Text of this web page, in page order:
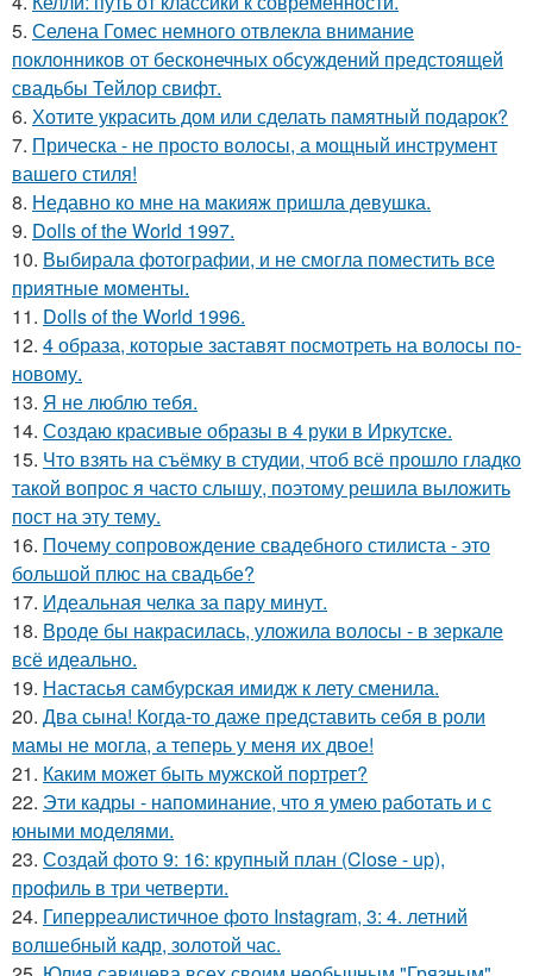
5. Селена Гомес немного отвлекла внимание
поклонников от бесконечных обсуждений предстоящей
свадьбы Тейлор свифт.
6. Хотите украсить дом или сделать памятный подарок?
7. Прическа - не просто волосы, а мощный инструмент
вашего стиля!
8. Недавно ко мне на макияж пришла девушка.
9. Dolls of the World 1997.
10. Выбирала фотографии, и не смогла поместить все
приятные моменты.
11. Dolls of the World 1996.
12. 4 образа, которые заставят посмотреть на волосы по-
новому.
13. Я не люблю тебя.
14. Создаю красивые образы в 4 руки в Иркутске.
15. Что взять на съёмку в студии, чтоб всё прошло гладко
такой вопрос я часто слышу, поэтому решила выложить
пост на эту тему.
16. Почему сопровождение свадебного стилиста - это
большой плюс на свадьбе?
17. Идеальная челка за пару минут.
18. Вроде бы накрасилась, уложила волосы - в зеркале
всё идеально.
19. Настасья самбурская имидж к лету сменила.
20. Два сына! Когда-то даже представить себя в роли
мамы не могла, а теперь у меня их двое!
21. Каким может быть мужской портрет?
22. Эти кадры - напоминание, что я умею работать и с
юными моделями.
23. Создай фото 9: 16: крупный план (Close - up),
профиль в три четверти.
24. Гиперреалистичное фото Instagram, 3: 4. летний
волшебный кадр, золотой час.